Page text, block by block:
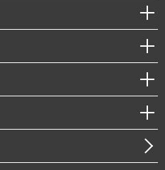
アンス）・防災（政策）